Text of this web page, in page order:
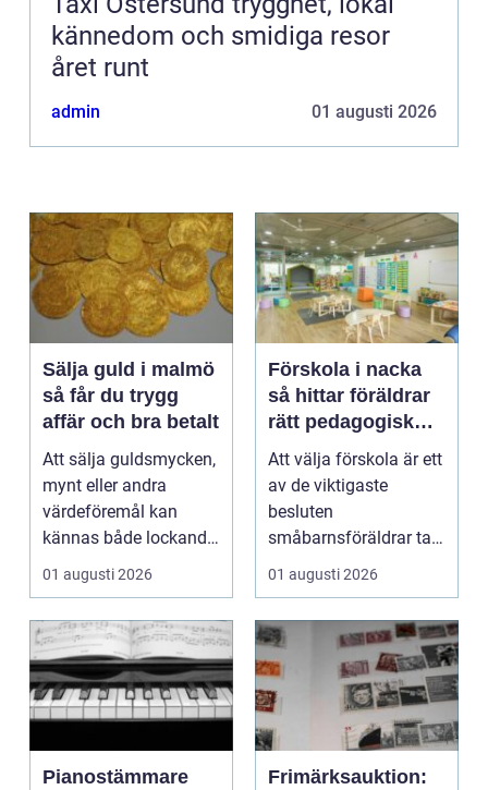
kännedom och smidiga resor
året runt
admin 01 augusti 2026
Sälja guld i malmö
så får du trygg
affär och bra betalt
Att sälja guldsmycken,
mynt eller andra
värdeföremål kan
kännas både lockande
och osäkert på samma
01 augusti 2026
Förskola i nacka
så hittar föräldrar
rätt pedagogisk
trygghet
Att välja förskola är ett
av de viktigaste
besluten
småbarnsföräldrar tar.
Omsorg, trygghet,
pedagog...
01 augusti 2026
Pianostämmare
Frimärksauktion: